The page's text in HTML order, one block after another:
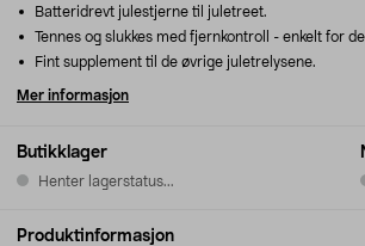
Butikklager
Henter lagerstatus...
Batteridrevt julestjerne til juletreet.
Tennes og slukkes med fjernkontroll - enkelt for
Fint supplement til de øvrige juletrelysene.
Mer informasjon
Produktinformasjon